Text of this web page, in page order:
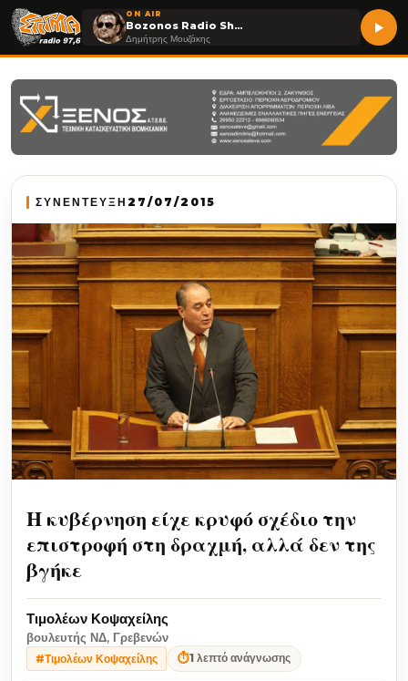
ON AIR
Bozonos Radio Show
Δημήτρης Μουζάκης
ΣΥΝΕΝΤΕΥΞΗ 27/07/2015
Η κυβέρνηση είχε κρυφό σχέδιο την
επιστροφή στη δραχμή, αλλά δεν της
βγήκε
Τιμολέων Κοψαχείλης
βουλευτής ΝΔ, Γρεβενών
#Τιμολέων Κοψαχείλης ⏱1 λεπτό ανάγνωσης